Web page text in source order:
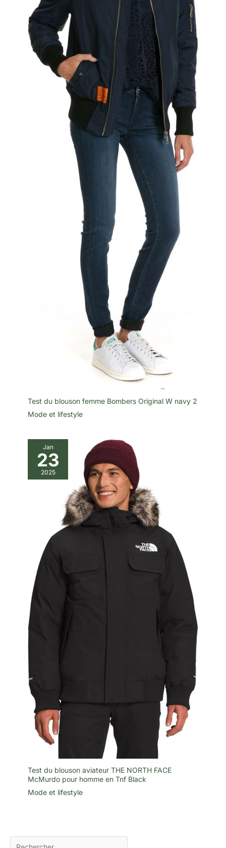
Test du blouson femme Bombers Original W navy 2
Mode et lifestyle
Jan
23
2025
Test du blouson aviateur THE NORTH FACE
McMurdo pour homme en Tnf Black
Mode et lifestyle